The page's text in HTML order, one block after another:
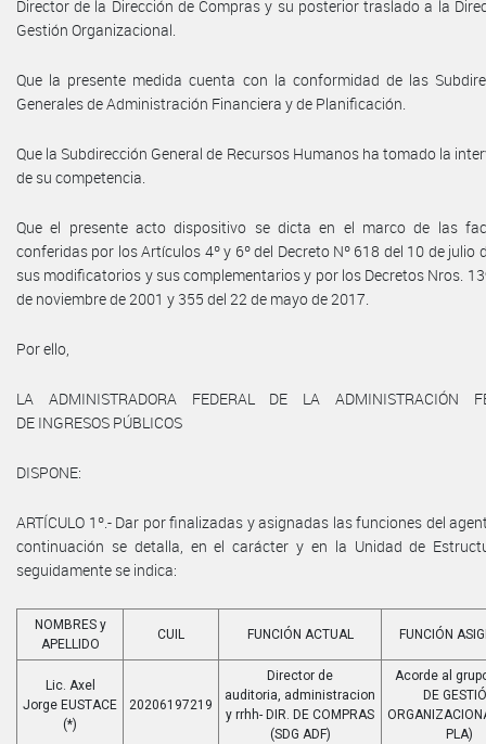
Director de la Dirección de Compras y su posterior traslado a la
Gestión Organizacional.
Que la presente medida cuenta con la conformidad de las
Generales de Administración Financiera y de Planificación.
Que la Subdirección General de Recursos Humanos ha tomado la
de su competencia.
Que el presente acto dispositivo se dicta en el marco de las
conferidas por los Artículos 4º y 6º del Decreto Nº 618 del 10 de julio
sus modificatorios y sus complementarios y por los Decretos Nros.
de noviembre de 2001 y 355 del 22 de mayo de 2017.
Por ello,
LA ADMINISTRADORA FEDERAL DE LA ADMINISTRACIÓN
DE INGRESOS PÚBLICOS
DISPONE:
ARTÍCULO 1º.- Dar por finalizadas y asignadas las funciones del
continuación se detalla, en el carácter y en la Unidad de
seguidamente se indica:
NOMBRES y
APELLIDO
CUIL FUNCIÓN ACTUAL FUNCIÓN
Lic. Axel
Jorge EUSTACE
(*)
20206197219
Director de
auditoria, administracion
y rrhh- DIR. DE COMPRAS
(SDG ADF)
Acorde al
DE
PLA)